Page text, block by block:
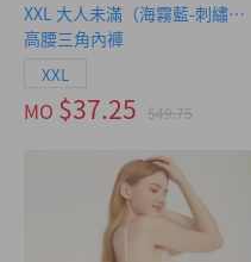
XXL 大人未滿（海霧藍-刺繡天
高腰三角內褲
XXL
MO $37.25 $49.75